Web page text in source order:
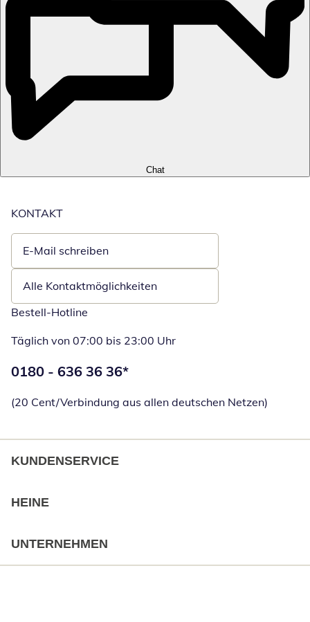
Chat
KONTAKT
E-Mail schreiben
Öffnet E-Mail-Client
Alle Kontaktmöglichkeiten
Bestell-Hotline
Täglich von 07:00 bis 23:00 Uhr
Telefonnummer:
0180 - 636 36 36*
(20 Cent/Verbindung aus allen deutschen Netzen)
KUNDENSERVICE
HEINE
UNTERNEHMEN